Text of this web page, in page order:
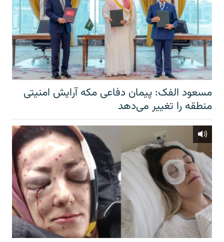
مسعود الفک: پیمان دفاعی مکه آرایش امنیتی
منطقه را تغییر می‌دهد